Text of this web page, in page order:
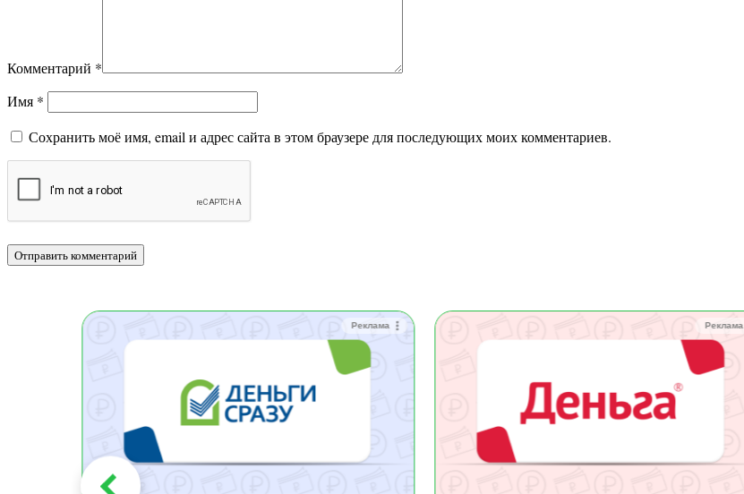
Комментарий *
Имя *
Сохранить моё имя, email и адрес сайта в этом браузере для последующих моих комментариев.
Реклама Реклама